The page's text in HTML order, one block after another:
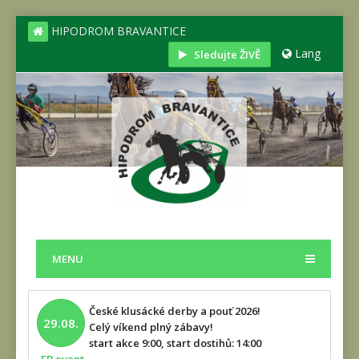
HIPODROM BRAVANTICE
Sledujte ŽIVĚ Lang
MENU
29.08.
České klusácké derby a pouť 2026!
Celý víkend plný zábavy!
start akce 9:00, start dostihů: 14:00